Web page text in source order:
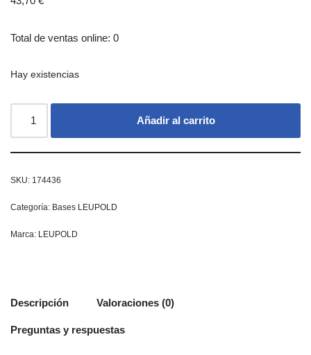
Total de ventas online: 0
Hay existencias
Añadir al carrito
SKU: 174436
Categoría: Bases LEUPOLD
Marca: LEUPOLD
Descripción Valoraciones (0)
Preguntas y respuestas